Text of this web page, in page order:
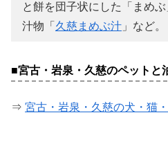
と餅を団子状にした「まめ
汁物「 久慈まめぶ汁 」など。
■宮古・岩泉・久慈のペットと
⇒ 宮古・岩泉・久慈の犬・猫